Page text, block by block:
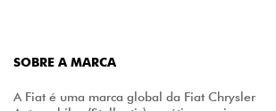
SOBRE A MARCA
A Fiat é uma marca global da Fiat Chrysler